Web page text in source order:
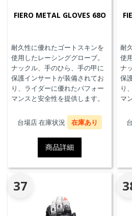
FIERO METAL GLOVES 68O
耐久性に優れたゴートスキンを
使用したレーシンググローブ。
ナックル、手のひら、手の甲に
保護インサートが装備されてお
り、ライダーに優れたパフォー
マンスと安全性を提供します。
台場店 在庫状況 在庫あり
商品詳細
耐
使
ナ
保
り
マ
37